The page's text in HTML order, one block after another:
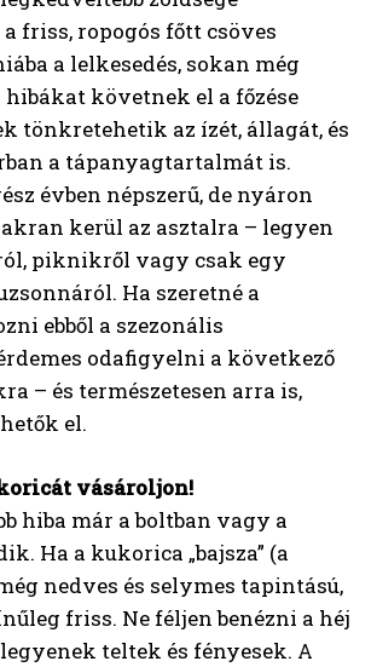
friss, ropogós főtt csöves
a lelkesedés, sokan még
követnek el a főzése
tönkretehetik az ízét, állagát, és
a tápanyagtartalmát is.
évben népszerű, de nyáron
kerül az asztalra – legyen
piknikről vagy csak egy
Ha szeretné a
ebből a szezonális
odafigyelni a következő
– és természetesen arra is,
el.
vásároljon!
hiba már a boltban vagy a
Ha a kukorica „bajsza” (a
nedves és selymes tapintású,
friss. Ne féljen benézni a héj
teltek és fényesek. A